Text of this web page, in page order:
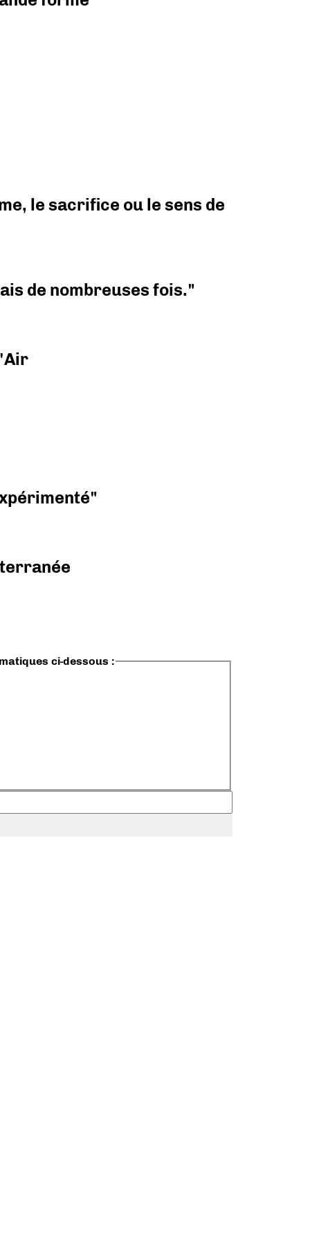
le sacrifice ou le sens de
de nombreuses fois."
ci-dessous :